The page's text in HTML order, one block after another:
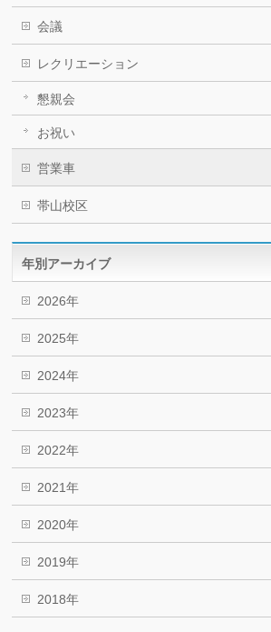
会議
レクリエーション
懇親会
お祝い
営業車
帯山校区
年別アーカイブ
2026年
2025年
2024年
2023年
2022年
2021年
2020年
2019年
2018年